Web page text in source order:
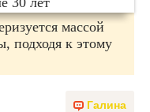
массой
подходя к этому
Галина